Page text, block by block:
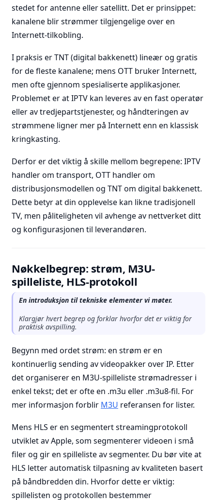
stedet for antenne eller satellitt. Det er prinsippet:
kanalene blir strømmer tilgjengelige over en
Internett-tilkobling.
I praksis er TNT (digital bakkenett) lineær og gratis
for de fleste kanalene; mens OTT bruker Internett,
men ofte gjennom spesialiserte applikasjoner.
Problemet er at IPTV kan leveres av en fast operatør
eller av tredjepartstjenester, og håndteringen av
strømmene ligner mer på Internett enn en klassisk
kringkasting.
Derfor er det viktig å skille mellom begrepene: IPTV
handler om transport, OTT handler om
distribusjonsmodellen og TNT om digital bakkenett.
Dette betyr at din opplevelse kan likne tradisjonell
TV, men påliteligheten vil avhenge av nettverket ditt
og konfigurasjonen til leverandøren.
Nøkkelbegrep: strøm, M3U-
spilleliste, HLS-protokoll
En introduksjon til tekniske elementer vi møter.
Klargjør hvert begrep og forklar hvorfor det er viktig for
praktisk avspilling.
Begynn med ordet strøm: en strøm er en
kontinuerlig sending av videopakker over IP. Etter
det organiserer en M3U-spilleliste strømadresser i
enkel tekst; det er ofte en .m3u eller .m3u8-fil. For
mer informasjon forblir M3U referansen for lister.
Mens HLS er en segmentert streamingprotokoll
utviklet av Apple, som segmenterer videoen i små
filer og gir en spilleliste av segmenter. Du bør vite at
HLS letter automatisk tilpasning av kvaliteten basert
på båndbredden din. Hvorfor dette er viktig:
spillelisten og protokollen bestemmer